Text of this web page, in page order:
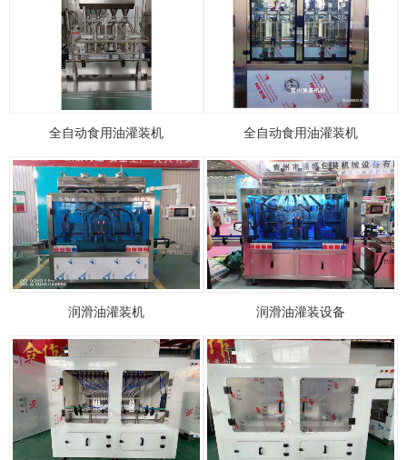
全自动食用油灌装机 全自动食用油灌装机
润滑油灌装机 润滑油灌装设备